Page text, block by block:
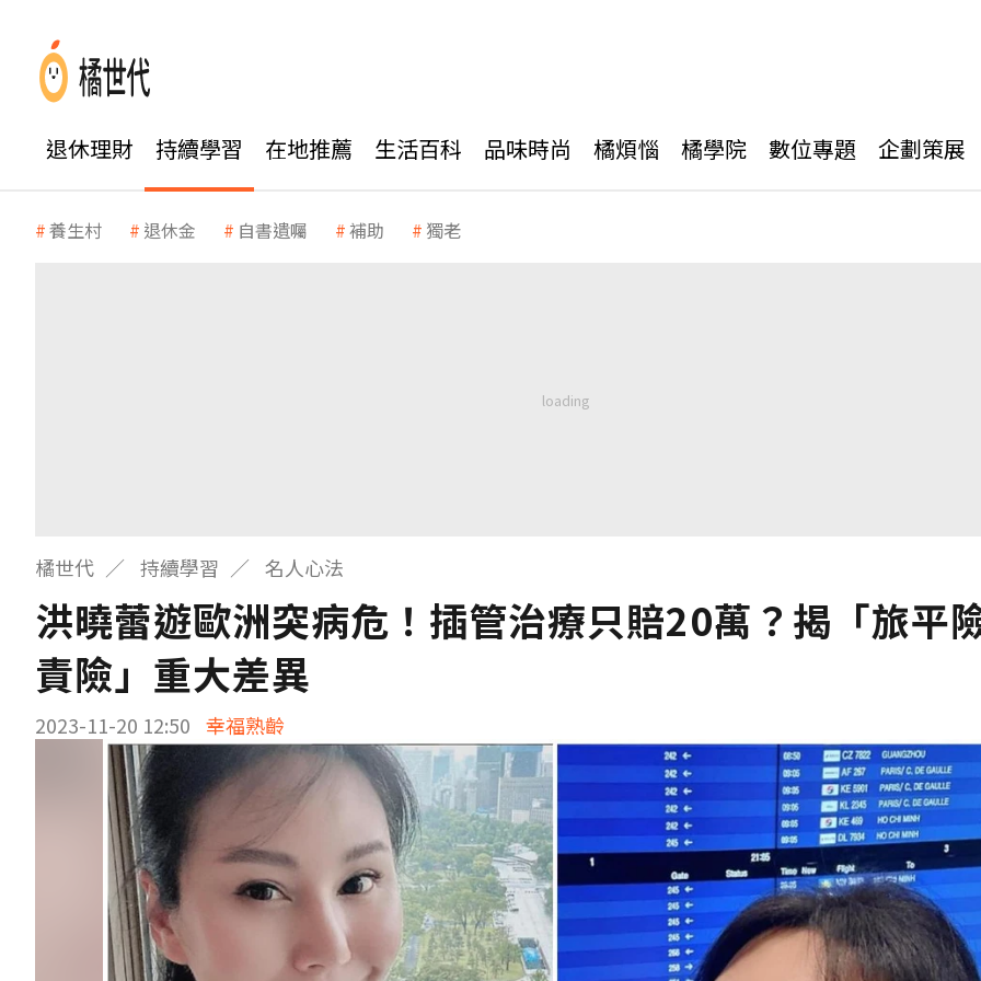
退休理財 持續學習 在地推薦 生活百科 品味時尚 橘煩惱 橘學院 數位專題 企劃策展
養生村 退休金 自書遺囑 補助 獨老
橘世代 持續學習 名人心法
洪曉蕾遊歐洲突病危！插管治療只賠20萬？揭「旅平
責險」重大差異
2023-11-20 12:50 幸福熟齡